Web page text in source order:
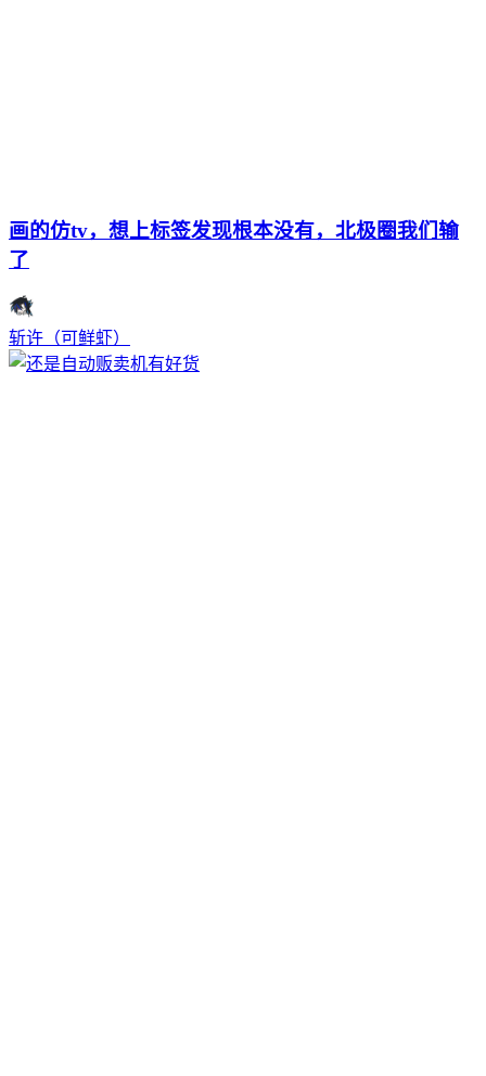
画的仿tv，想上标签发现根本没有，北极圈我们输
了
斩许（可鲜虾）